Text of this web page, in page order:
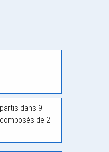
dans 9
de 2